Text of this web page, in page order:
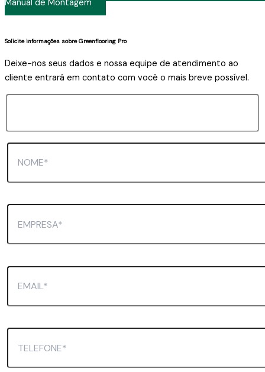
Manual de Montagem
Solicite informações sobre Greenflooring Pro
Deixe-nos seus dados e nossa equipe de atendimento ao
cliente entrará em contato com você o mais breve possível.